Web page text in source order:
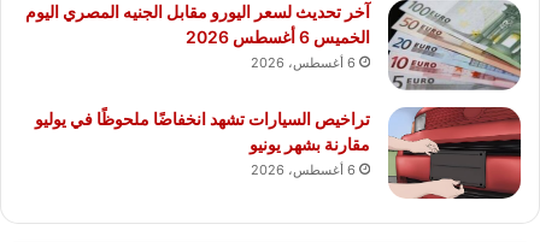
آخر تحديث لسعر اليورو مقابل الجنيه المصري اليوم
الخميس 6 أغسطس 2026
6 أغسطس، 2026
تراخيص السيارات تشهد انخفاضًا ملحوظًا في يوليو
مقارنة بشهر يونيو
6 أغسطس، 2026